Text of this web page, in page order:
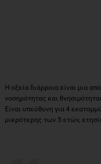
Η οξεία διάρροια είναι μια
νοσηρότητας και
Είναι υπεύθυνη για 4
μικρότερης των 5 ετών,